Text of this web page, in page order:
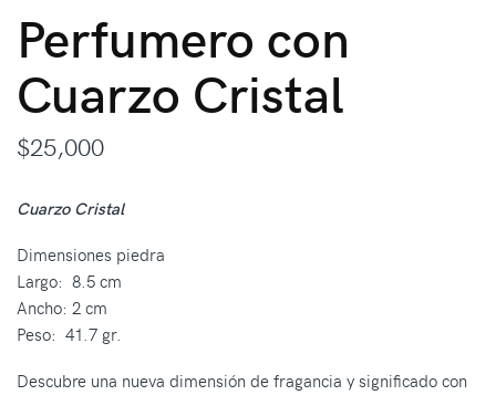
Perfumero con
Cuarzo Cristal
$25,000
Cuarzo Cristal
Dimensiones piedra
Largo: 8.5 cm
Ancho: 2 cm
Peso: 41.7 gr.
Descubre una nueva dimensión de fragancia y significado con